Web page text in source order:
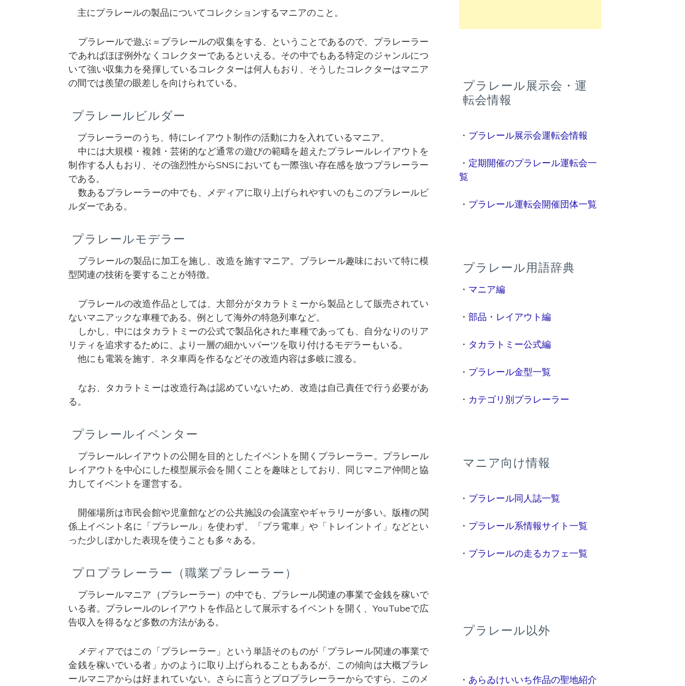
主にプラレールの製品についてコレクションするマニアのこと。
プラレールで遊ぶ＝プラレールの収集をする、ということであるので、プラレーラー
であればほぼ例外なくコレクターであるといえる。その中でもある特定のジャンルにつ
いて強い収集力を発揮しているコレクターは何人もおり、そうしたコレクターはマニア
の間では羨望の眼差しを向けられている。
プラレールビルダー
プラレーラーのうち、特にレイアウト制作の活動に力を入れているマニア。
中には大規模・複雑・芸術的など通常の遊びの範疇を超えたプラレールレイアウトを
制作する人もおり、その強烈性からSNSにおいても一際強い存在感を放つプラレーラー
である。
数あるプラレーラーの中でも、メディアに取り上げられやすいのもこのプラレールビ
ルダーである。
プラレールモデラー
プラレールの製品に加工を施し、改造を施すマニア。プラレール趣味において特に模
型関連の技術を要することが特徴。
プラレールの改造作品としては、大部分がタカラトミーから製品として販売されてい
ないマニアックな車種である。例として海外の特急列車など。
しかし、中にはタカラトミーの公式で製品化された車種であっても、自分なりのリア
リティを追求するために、より一層の細かいパーツを取り付けるモデラーもいる。
他にも電装を施す、ネタ車両を作るなどその改造内容は多岐に渡る。
なお、タカラトミーは改造行為は認めていないため、改造は自己責任で行う必要があ
る。
プラレールイベンター
プラレールレイアウトの公開を目的としたイベントを開くプラレーラー。プラレール
レイアウトを中心にした模型展示会を開くことを趣味としており、同じマニア仲間と協
力してイベントを運営する。
開催場所は市民会館や児童館などの公共施設の会議室やギャラリーが多い。版権の関
係上イベント名に「プラレール」を使わず、「プラ電車」や「トレイントイ」などとい
った少しぼかした表現を使うことも多々ある。
プロプラレーラー（職業プラレーラー）
プラレールマニア（プラレーラー）の中でも、プラレール関連の事業で金銭を稼いで
いる者。プラレールのレイアウトを作品として展示するイベントを開く、YouTubeで広
告収入を得るなど多数の方法がある。
メディアではこの「プラレーラー」という単語そのものが「プラレール関連の事業で
金銭を稼いでいる者」かのように取り上げられることもあるが、この傾向は大概プラレ
ールマニアからは好まれていない。さらに言うとプロプラレーラーからですら、このメ
プラレール展示会・運
転会情報
・ プラレール展示会運転会情報
・ 定期開催のプラレール運転会一
覧
・ プラレール運転会開催団体一覧
プラレール用語辞典
・ マニア編
・部品・レイアウト編
・ タカラトミー公式編
・ プラレール金型一覧
・ カテゴリ別プラレーラー
マニア向け情報
・ プラレール同人誌一覧
・ プラレール系情報サイト一覧
・ プラレールの走るカフェ一覧
プラレール以外
・ あらゐけいいち作品の聖地紹介